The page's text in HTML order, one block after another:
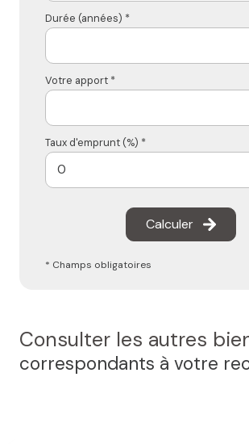
Durée (années) *
Votre apport *
Taux d'emprunt (%) *
Calculer
* Champs obligatoires
Consulter les autres
correspondants à votre